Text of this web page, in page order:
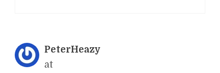
PeterHeazy
at